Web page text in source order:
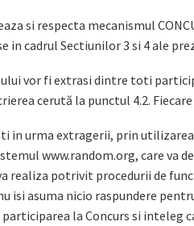
si respecta mecanismul
in cadrul Sectiunilor 3 si 4 ale
vor fi extrasi dintre toti
cerută la punctul 4.2.
in urma extragerii, prin
www.random.org, care va
realiza potrivit procedurii de
isi asuma nicio raspundere
la Concurs si inteleg